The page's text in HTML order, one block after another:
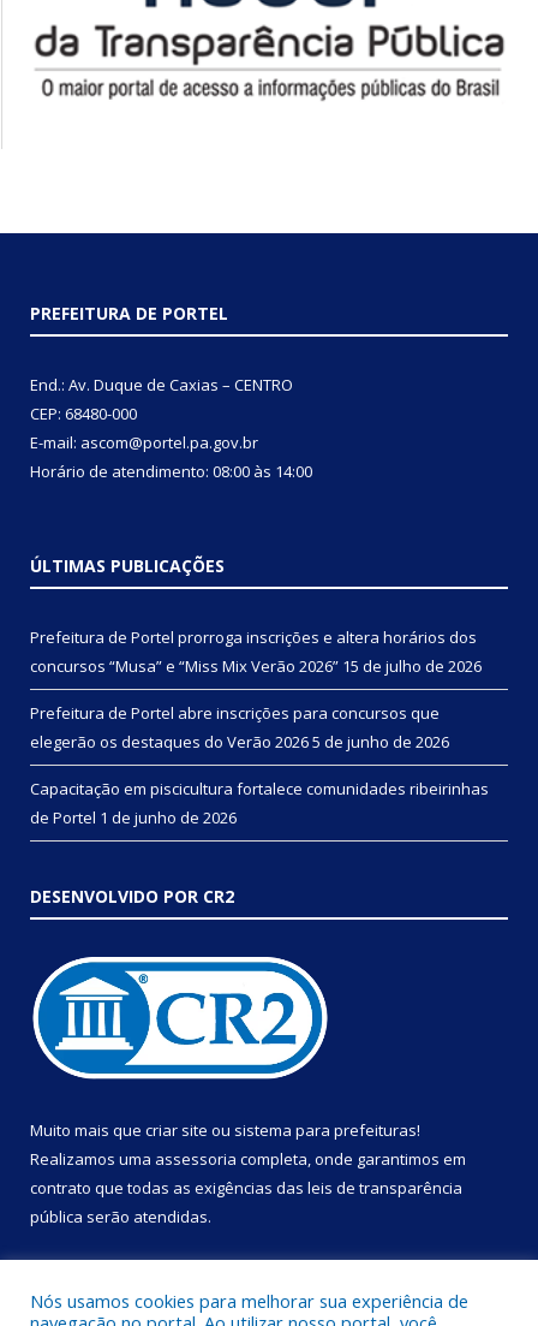
PREFEITURA DE PORTEL
End.: Av. Duque de Caxias – CENTRO
CEP: 68480-000
E-mail: ascom@portel.pa.gov.br
Horário de atendimento: 08:00 às 14:00
ÚLTIMAS PUBLICAÇÕES
Prefeitura de Portel prorroga inscrições e altera horários dos
concursos “Musa” e “Miss Mix Verão 2026” 15 de julho de 2026
Prefeitura de Portel abre inscrições para concursos que
elegerão os destaques do Verão 20265 de junho de 2026
Capacitação em piscicultura fortalece comunidades ribeirinhas
de Portel 1 de junho de 2026
DESENVOLVIDO POR CR2
Muito mais que criar site ou sistema para prefeituras!
Realizamos uma assessoria completa, onde garantimos em
contrato que todas as exigências das leis de transparência
pública serão atendidas.
Nós usamos cookies para melhorar sua experiência de